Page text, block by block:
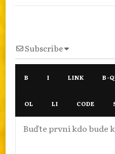
Subscribe